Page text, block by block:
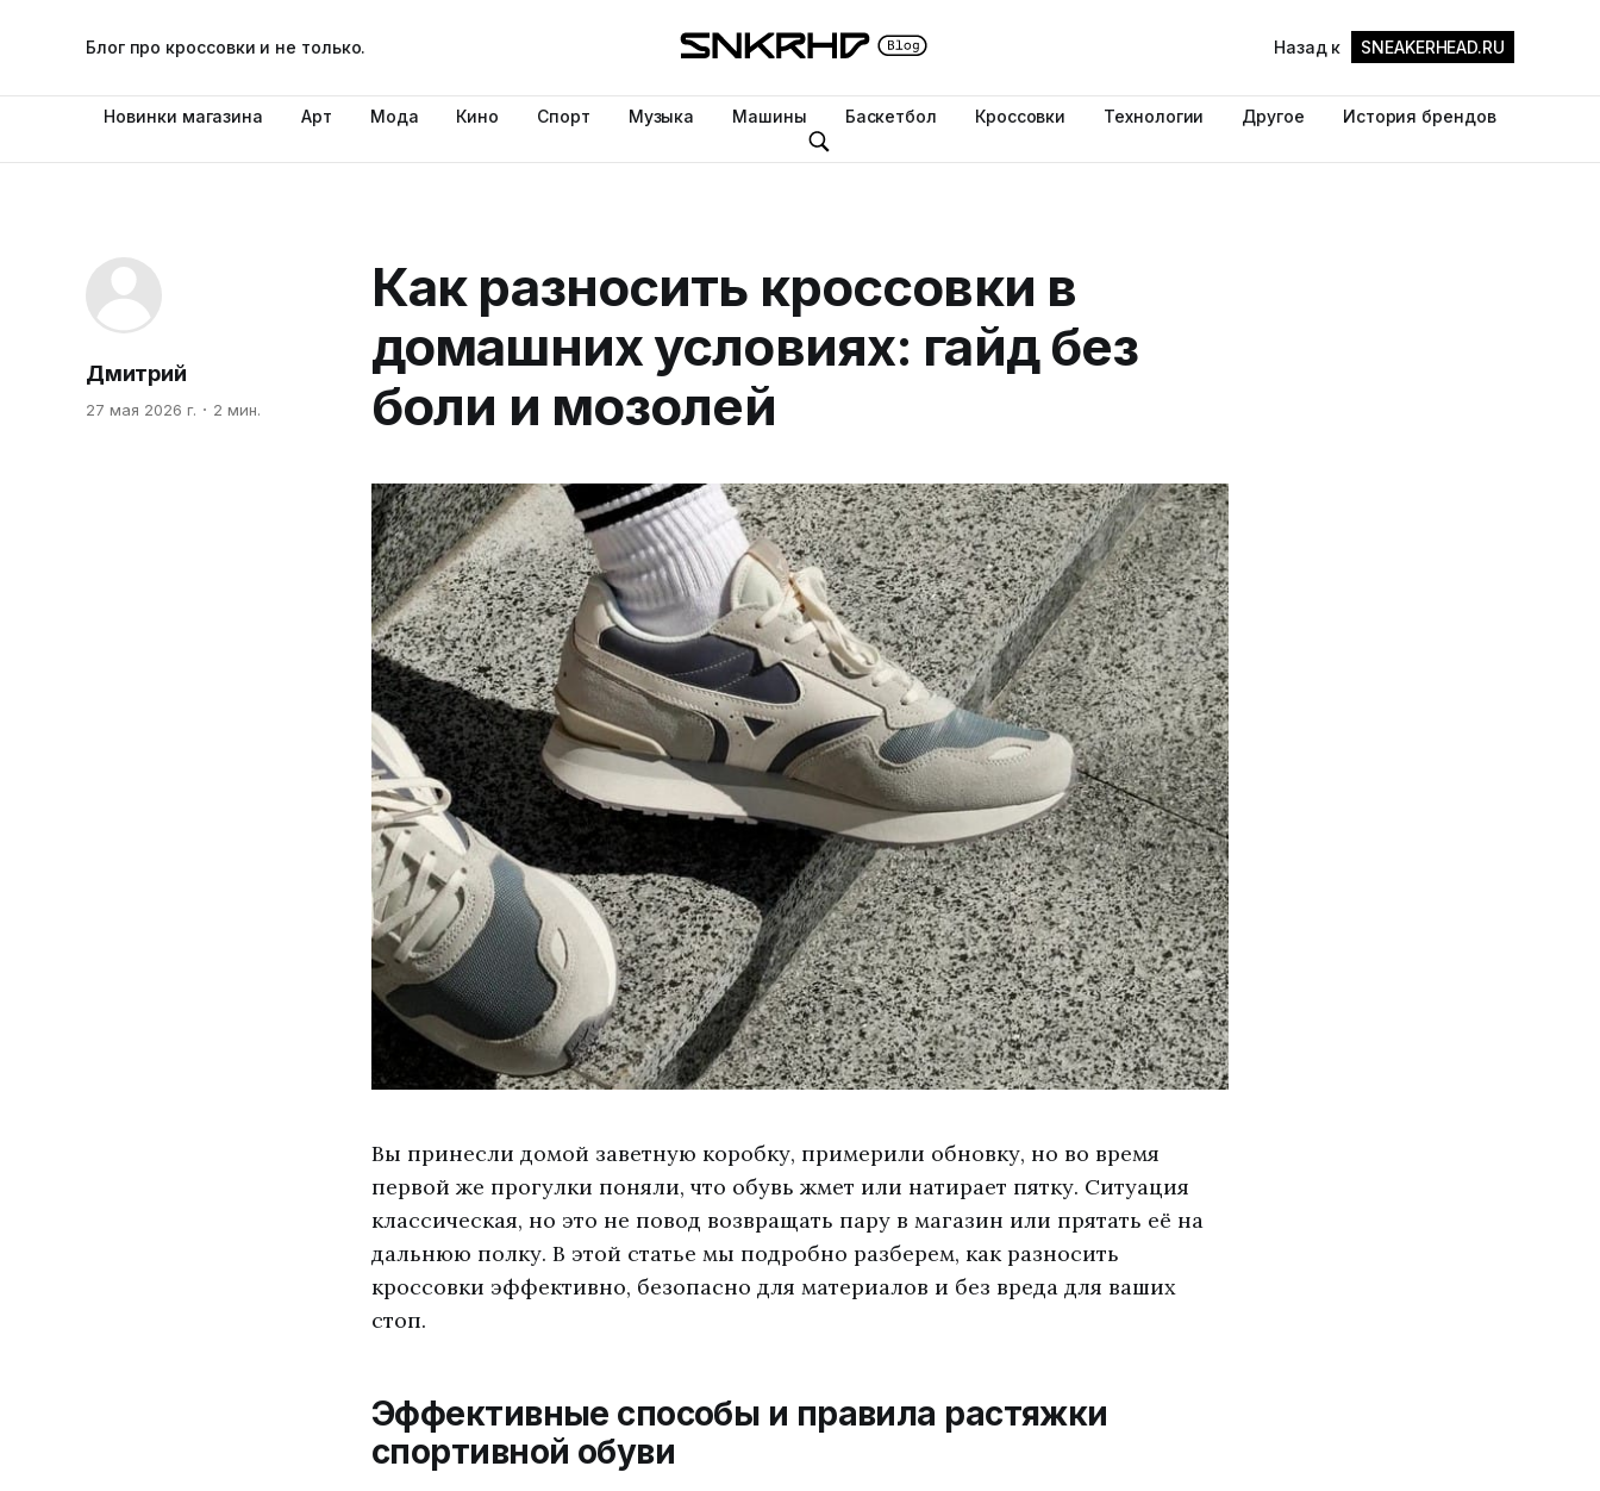
Блог про кроссовки и не только.
Новинки магазина Арт Мода Кино Спорт Музыка Машины Баскетбол Кроссовки Технологии Другое История брендов
Назад к SNEAKERHEAD.RU
Как разносить кроссовки в
домашних условиях: гайд без
боли и мозолей
Дмитрий
27 мая 2026 г. 2 мин.
Вы принесли домой заветную коробку, примерили обновку, но во время
первой же прогулки поняли, что обувь жмет или натирает пятку. Ситуация
классическая, но это не повод возвращать пару в магазин или прятать её на
дальнюю полку. В этой статье мы подробно разберем, как разносить
кроссовки эффективно, безопасно для материалов и без вреда для ваших
стоп.
Эффективные способы и правила растяжки
спортивной обуви